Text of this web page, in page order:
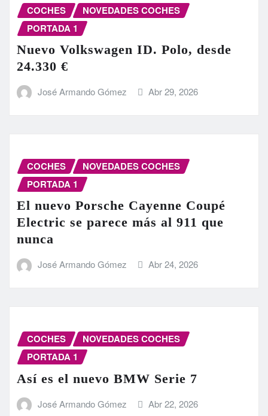
COCHES
NOVEDADES COCHES
PORTADA 1
Nuevo Volkswagen ID. Polo, desde
24.330 €
José Armando Gómez Abr 29, 2026
COCHES
NOVEDADES COCHES
PORTADA 1
El nuevo Porsche Cayenne Coupé
Electric se parece más al 911 que
nunca
José Armando Gómez Abr 24, 2026
COCHES
NOVEDADES COCHES
PORTADA 1
Así es el nuevo BMW Serie 7
José Armando Gómez Abr 22, 2026